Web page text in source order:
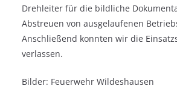
Drehleiter für die bildliche
Abstreuen von ausgelaufenen
Anschließend konnten wir die
verlassen.
Bilder: Feuerwehr Wildeshausen